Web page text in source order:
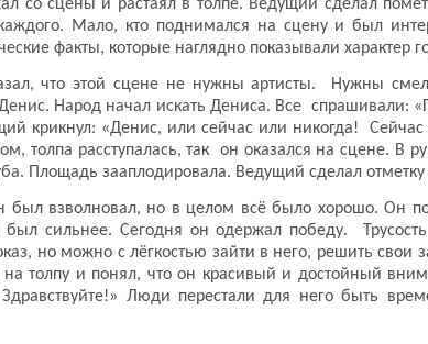
со сцены и растаял в толпе. Ведущий сделал
Мало, кто поднимался на сцену и был
факты, которые наглядно показывали характер
что этой сцене не нужны артисты. Нужны
Народ начал искать Дениса. Все спрашивали:
крикнул: «Денис, или сейчас или никогда!
расступалась, так он оказался на сцене. В
Площадь зааплодировала. Ведущий сделал
был взволновал, но в целом всё было хорошо. Он
сильнее. Сегодня он одержал победу.
но можно с лёгкостью зайти в него, решить свои
толпу и понял, что он красивый и достойный
Люди перестали для него быть